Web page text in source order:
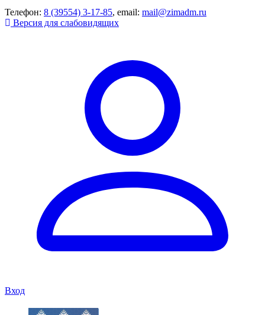
Телефон: 8 (39554) 3-17-85, email: mail@zimadm.ru
Версия для слабовидящих
Вход